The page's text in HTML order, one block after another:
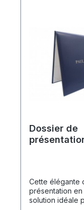
Dossier de
Cette élégante
présentation en
solution idéale